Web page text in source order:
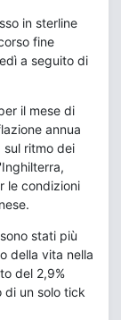
in sterline
fine
a seguito di
il mese di
annua
sul ritmo dei
le condizioni
stati più
della vita nella
del 2,9%
di un solo tick